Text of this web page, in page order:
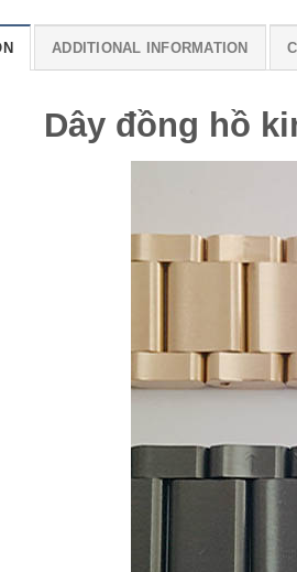
ADDITIONAL INFORMATION
Dây đồng hồ